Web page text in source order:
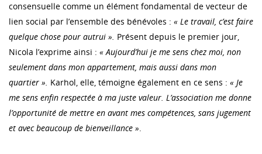
consensuelle comme un élément fondamental de vecteur de
lien social par l’ensemble des bénévoles : « Le travail, c’est faire
quelque chose pour autrui ». Présent depuis le premier jour,
Nicola l’exprime ainsi : « Aujourd’hui je me sens chez moi, non
seulement dans mon appartement, mais aussi dans mon
quartier ». Karhol, elle, témoigne également en ce sens : « Je
me sens enfin respectée à ma juste valeur. L’association me donne
l’opportunité de mettre en avant mes compétences, sans jugement
et avec beaucoup de bienveillance ».